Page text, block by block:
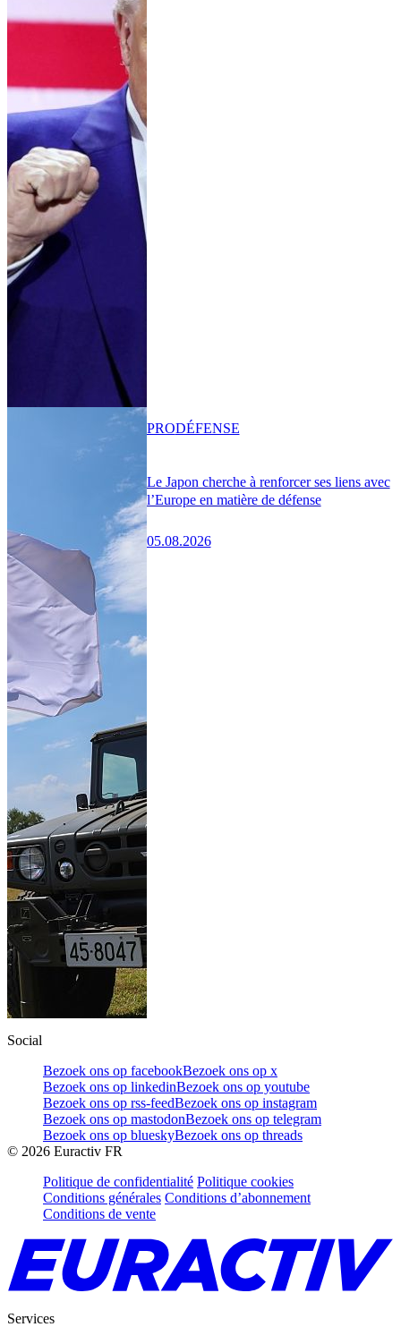
Le Japon cherche à renforcer ses liens avec
l’Europe en matière de défense
05.08.2026
PRODÉFENSE
Social
Bezoek ons op facebookBezoek ons op x
Bezoek ons op linkedinBezoek ons op youtube
Bezoek ons op rss-feedBezoek ons op instagram
Bezoek ons op mastodonBezoek ons op telegram
Bezoek ons op blueskyBezoek ons op threads
© 2026 Euractiv FR
Politique de confidentialité Politique cookies
Conditions générales Conditions d’abonnement
Conditions de vente
Services